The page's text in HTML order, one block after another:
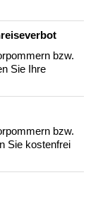
bzw.
Sie Ihre
bzw.
Sie kostenfrei